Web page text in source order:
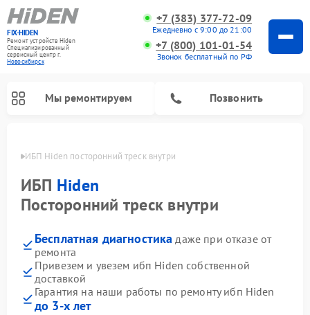
FIX-HIDEN
Ремонт устройств Hiden
Специализированный
cервисный центр г.
Новосибирск
+7 (383) 377-72-09
Ежедневно с 9:00 до 21:00
+7 (800) 101-01-54
Звонок бесплатный по РФ
Мы ремонтируем Позвонить
ИБП Hiden посторонний треск внутри
ИБП Hiden
Посторонний треск внутри
Бесплатная диагностика даже при отказе от
ремонта
Привезем и увезем ибп Hiden собственной
доставкой
Гарантия на наши работы по ремонту ибп Hiden
до 3-х лет